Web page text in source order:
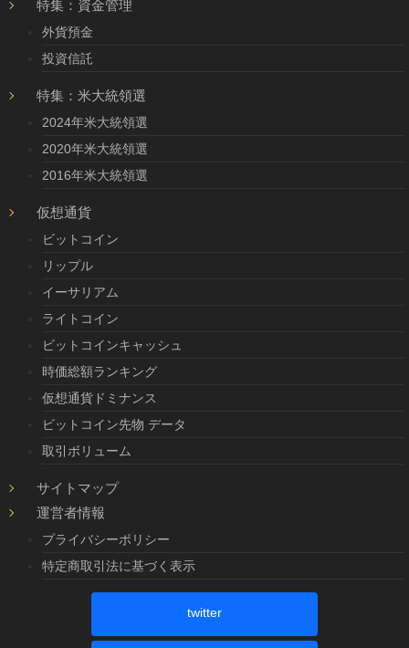
特集：資金管理
外貨預金
投資信託
特集：米大統領選
2024年米大統領選
2020年米大統領選
2016年米大統領選
仮想通貨
ビットコイン
リップル
イーサリアム
ライトコイン
ビットコインキャッシュ
時価総額ランキング
仮想通貨ドミナンス
ビットコイン先物 データ
取引ボリューム
サイトマップ
運営者情報
プライバシーポリシー
特定商取引法に基づく表示
twitter